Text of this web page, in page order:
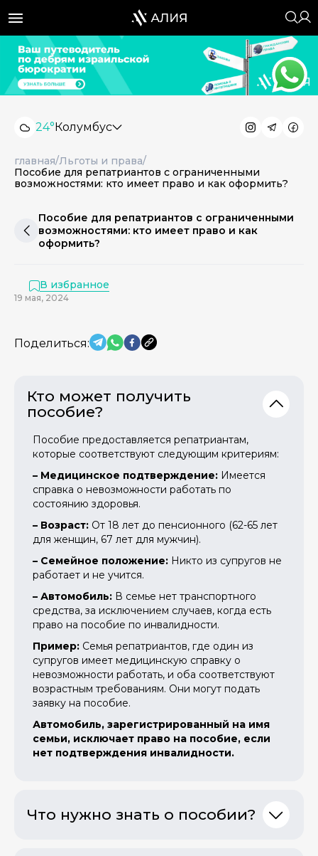
24° Колумбус
главная/Льготы и права/
Пособие для репатриантов с ограниченными
возможностями: кто имеет право и как оформить?
Пособие для репатриантов с ограниченными
возможностями: кто имеет право и как
оформить?
19 мая, 2024
В избранное
Поделиться:
Кто может получить
пособие?
Пособие предоставляется репатриантам,
которые соответствуют следующим критериям:
– Медицинское подтверждение: Имеется
справка о невозможности работать по
состоянию здоровья.
– Возраст: От 18 лет до пенсионного (62-65 лет
для женщин, 67 лет для мужчин).
– Семейное положение: Никто из супругов не
работает и не учится.
– Автомобиль: В семье нет транспортного
средства, за исключением случаев, когда есть
право на пособие по инвалидности.
Пример: Семья репатриантов, где один из
супругов имеет медицинскую справку о
невозможности работать, и оба соответствуют
возрастным требованиям. Они могут подать
заявку на пособие.
Автомобиль, зарегистрированный на имя
семьи, исключает право на пособие, если
нет подтверждения инвалидности.
Что нужно знать о пособии?